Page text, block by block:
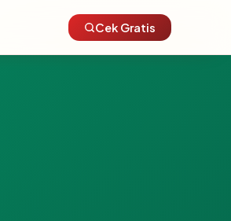
Cek Gratis